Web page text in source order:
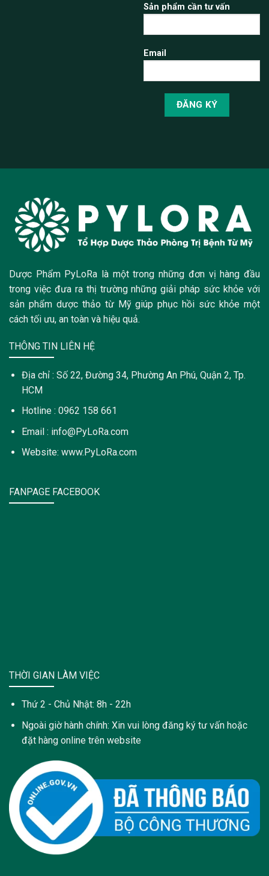
Sản phẩm cần tư vấn
Email
Dược Phẩm PyLoRa là một trong những đơn vị hàng đầu
trong việc đưa ra thị trường những giải pháp sức khỏe với
sản phẩm dược thảo từ Mỹ giúp phục hồi sức khỏe một
cách tối ưu, an toàn và hiệu quả.
THÔNG TIN LIÊN HỆ
Địa chỉ : Số 22, Đường 34, Phường An Phú, Quận 2, Tp.
HCM
Hotline : 0962 158 661
Email : info@PyLoRa.com
Website: www.PyLoRa.com
FANPAGE FACEBOOK
THỜI GIAN LÀM VIỆC
Thứ 2 - Chủ Nhật: 8h - 22h
Ngoài giờ hành chính: Xin vui lòng đăng ký tư vấn hoặc
đặt hàng online trên website